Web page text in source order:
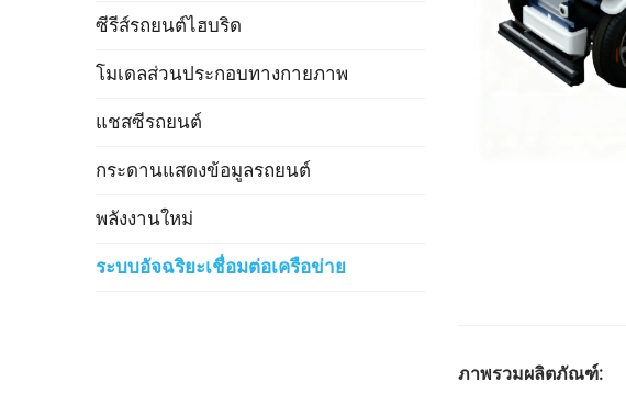
ซีรีส์รถยนต์ไฮบริด
โมเดลส่วนประกอบทางกายภาพ
แชสซีรถยนต์
กระดานแสดงข้อมูลรถยนต์
พลังงานใหม่
ระบบอัจฉริยะเชื่อมต่อเครือข่าย
ภาพรวมผลิตภัณฑ์: